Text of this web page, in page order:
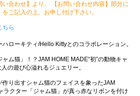
い合わせ】より、 【お問い合わせ内容】部分に
をご記入の上、お申し付け下さい。
ちら
ローキティ/Hello Kittyとのコラボレーション。
ム猫」！？JAM HOME MADE“初”の動物キャ
の遊び心溢れるジュエリー。
作り出すシャム猫のフェイスを象ったJAM
ラクター「ジャム猫」が真っ赤なリボンを付け